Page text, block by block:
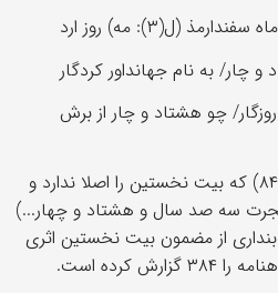
(ل(۳): مه) روز ارد
به نام جهانداور کردگار
چو هشتاد و چار از برش
باقی می‌ماند دستنویس پ (۸۴۴) که بیت نخستین را اصلا ندارد و
تاریخ ۳۸۴ (: ز هجرت سه صد سال و هشتاد و چهار...)
از مضمون بیت نخستین اثری
کرده است.